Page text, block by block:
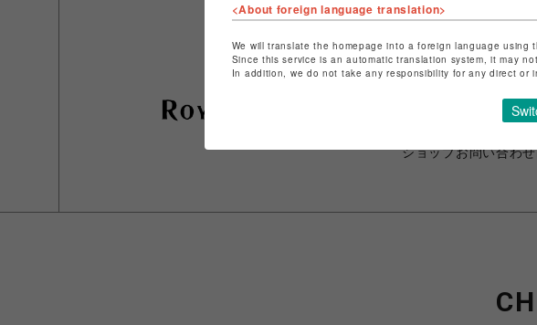
ショップ名
ショップお問い合わ
<About foreign language translation>
We will translate the homepage into a foreign language using
Since this service is an automatic translation system, it may
In addition, we do not take any responsibility for any direct or